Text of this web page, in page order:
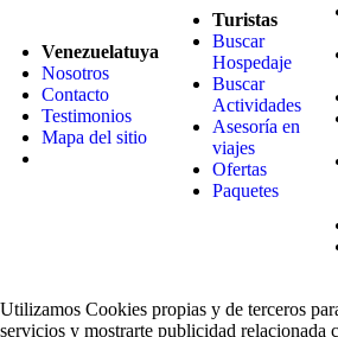
Venezuelatuya
Nosotros
Contacto
Testimonios
Mapa del sitio
Turistas
Buscar
Hospedaje
Buscar
Actividades
Asesoría en
viajes
Ofertas
Paquetes
Utilizamos Cookies propias y de terceros
servicios y mostrarte publicidad relacionada